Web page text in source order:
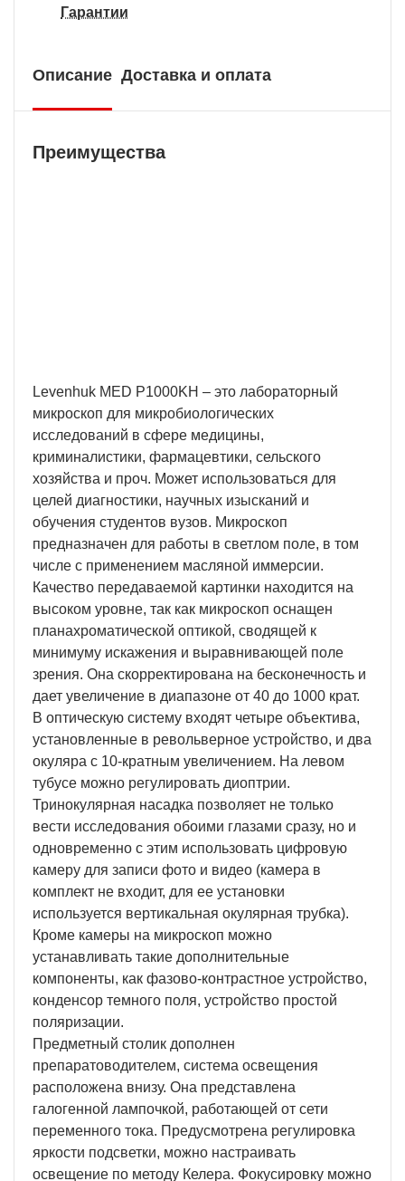
Гарантии
Описание Доставка и оплата
Преимущества
Levenhuk MED P1000KH – это лабораторный
микроскоп для микробиологических
исследований в сфере медицины,
криминалистики, фармацевтики, сельского
хозяйства и проч. Может использоваться для
целей диагностики, научных изысканий и
обучения студентов вузов. Микроскоп
предназначен для работы в светлом поле, в том
числе с применением масляной иммерсии.
Качество передаваемой картинки находится на
высоком уровне, так как микроскоп оснащен
планахроматической оптикой, сводящей к
минимуму искажения и выравнивающей поле
зрения. Она скорректирована на бесконечность и
дает увеличение в диапазоне от 40 до 1000 крат.
В оптическую систему входят четыре объектива,
установленные в револьверное устройство, и два
окуляра с 10-кратным увеличением. На левом
тубусе можно регулировать диоптрии.
Тринокулярная насадка позволяет не только
вести исследования обоими глазами сразу, но и
одновременно с этим использовать цифровую
камеру для записи фото и видео (камера в
комплект не входит, для ее установки
используется вертикальная окулярная трубка).
Кроме камеры на микроскоп можно
устанавливать такие дополнительные
компоненты, как фазово-контрастное устройство,
конденсор темного поля, устройство простой
поляризации.
Предметный столик дополнен
препаратоводителем, система освещения
расположена внизу. Она представлена
галогенной лампочкой, работающей от сети
переменного тока. Предусмотрена регулировка
яркости подсветки, можно настраивать
освещение по методу Келера. Фокусировку можно